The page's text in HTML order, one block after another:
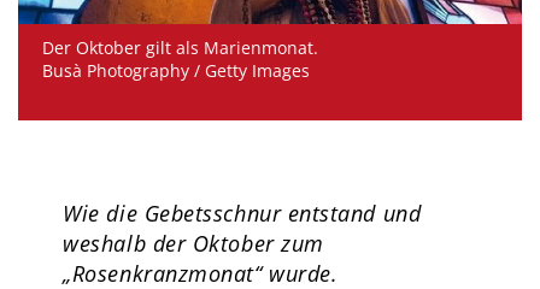
Der Oktober gilt als Marienmonat.
Busà Photography / Getty Images
Wie die Gebetsschnur entstand und
weshalb der Oktober zum
„Rosenkranzmonat“ wurde.